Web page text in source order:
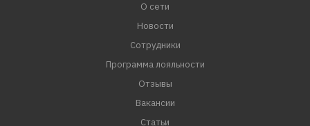
О сети
Новости
Сотрудники
Программа лояльности
Отзывы
Вакансии
Статьи